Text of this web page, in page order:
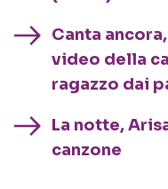
Canta
video della
ragazzo dai
La notte,
canzone